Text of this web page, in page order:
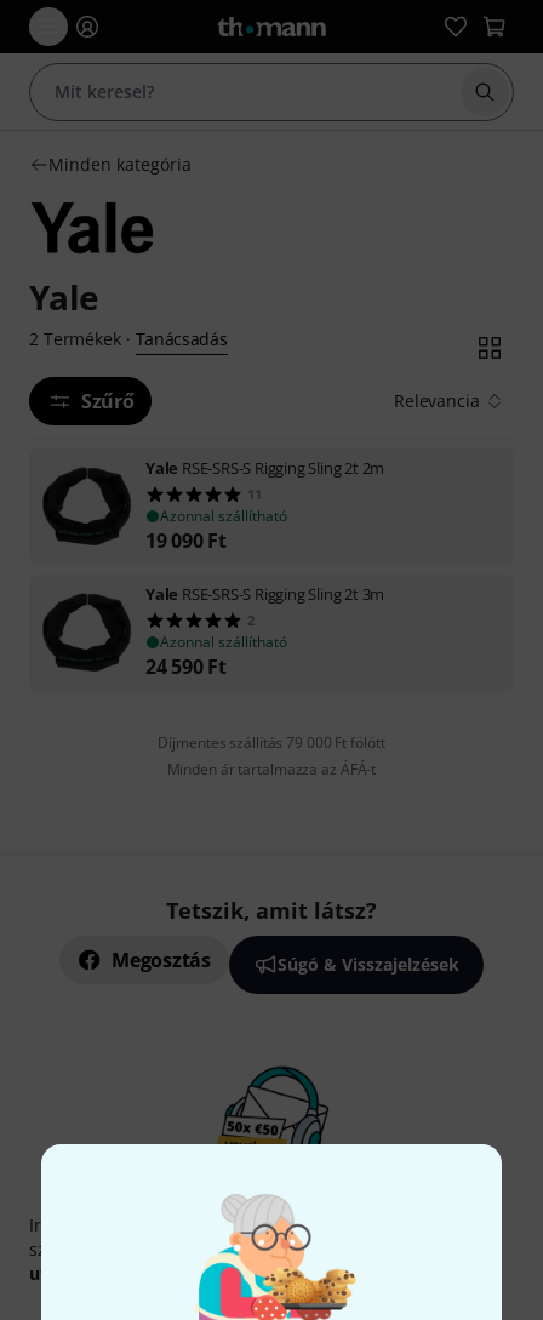
Minden kategória
Yale
2 Termékek· Tanácsadás
Szűrő Relevancia
Yale RSE-SRS-S Rigging Sling 2t 2m
11
Azonnal szállítható
19 090 Ft
Yale RSE-SRS-S Rigging Sling 2t 3m
2
Azonnal szállítható
24 590 Ft
Díjmentes szállítás 79 000 Ft fölött
Minden ár tartalmazza az ÁFÁ-t
Tetszik, amit látsz?
Megosztás Súgó & Visszajelzések
Thomann hírlevél
Iratkozz fel a Thomann angol nyelvű hírlevelére, és kis
szerencsével megnyerheted a50egyenként
utalvány
Inspiráló gondolatok
Akciók